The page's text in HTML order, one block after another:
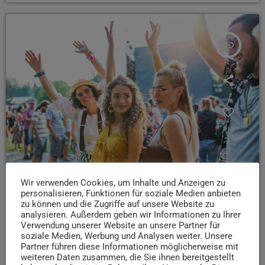
insert_link
EVENTS
26.06.26: Auftakt zum Trierer Altstadtfest 2026
Es ist wieder soweit, das größte Fest des Jahres steht
vor der Tür: Das Altstadtfest in der Trierer City!
Auch dieses Jahr wieder mit einer Menge Programm: Auf
Wir verwenden Cookies, um Inhalte und Anzeigen zu
personalisieren, Funktionen für soziale Medien anbieten
zu können und die Zugriffe auf unsere Website zu
analysieren. Außerdem geben wir Informationen zu Ihrer
Verwendung unserer Website an unsere Partner für
soziale Medien, Werbung und Analysen weiter. Unsere
Partner führen diese Informationen möglicherweise mit
weiteren Daten zusammen, die Sie ihnen bereitgestellt